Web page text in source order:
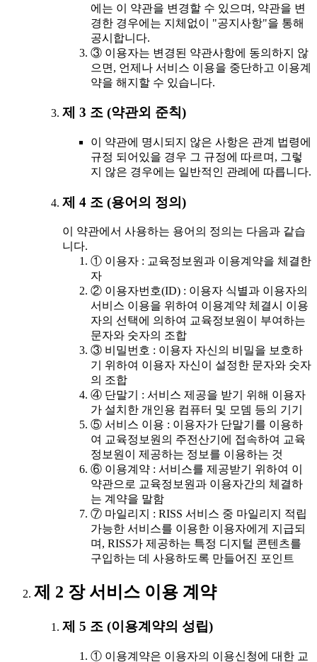
에는 이 약관을 변경할 수 있으며, 약관을 변
경한 경우에는 지체없이 "공지사항"을 통해
공시합니다.
③ 이용자는 변경된 약관사항에 동의하지 않
으면, 언제나 서비스 이용을 중단하고 이용계
약을 해지할 수 있습니다.
제 3 조 (약관외 준칙)
이 약관에 명시되지 않은 사항은 관계 법령에
규정 되어있을 경우 그 규정에 따르며, 그렇
지 않은 경우에는 일반적인 관례에 따릅니다.
제 4 조 (용어의 정의)
이 약관에서 사용하는 용어의 정의는 다음과 같습
니다.
① 이용자 : 교육정보원과 이용계약을 체결한
자
② 이용자번호(ID) : 이용자 식별과 이용자의
서비스 이용을 위하여 이용계약 체결시 이용
자의 선택에 의하여 교육정보원이 부여하는
문자와 숫자의 조합
③ 비밀번호 : 이용자 자신의 비밀을 보호하
기 위하여 이용자 자신이 설정한 문자와 숫자
의 조합
④ 단말기 : 서비스 제공을 받기 위해 이용자
가 설치한 개인용 컴퓨터 및 모뎀 등의 기기
⑤ 서비스 이용 : 이용자가 단말기를 이용하
여 교육정보원의 주전산기에 접속하여 교육
정보원이 제공하는 정보를 이용하는 것
⑥ 이용계약 : 서비스를 제공받기 위하여 이
약관으로 교육정보원과 이용자간의 체결하
는 계약을 말함
⑦ 마일리지 : RISS 서비스 중 마일리지 적립
가능한 서비스를 이용한 이용자에게 지급되
며, RISS가 제공하는 특정 디지털 콘텐츠를
구입하는 데 사용하도록 만들어진 포인트
제 2 장 서비스 이용 계약
제 5 조 (이용계약의 성립)
① 이용계약은 이용자의 이용신청에 대한 교